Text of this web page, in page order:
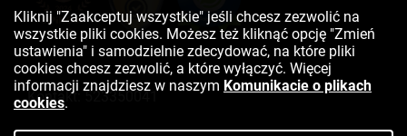
Kontakt:523350041
Kliknij "Zaakceptuj wszystkie" jeśli chcesz zezwolić na
wszystkie pliki cookies. Możesz też kliknąć opcję "Zmień
ustawienia" i samodzielnie zdecydować, na które pliki
cookies chcesz zezwolić, a które wyłączyć. Więcej
informacji znajdziesz w naszym Komunikacie o plikach
cookies.